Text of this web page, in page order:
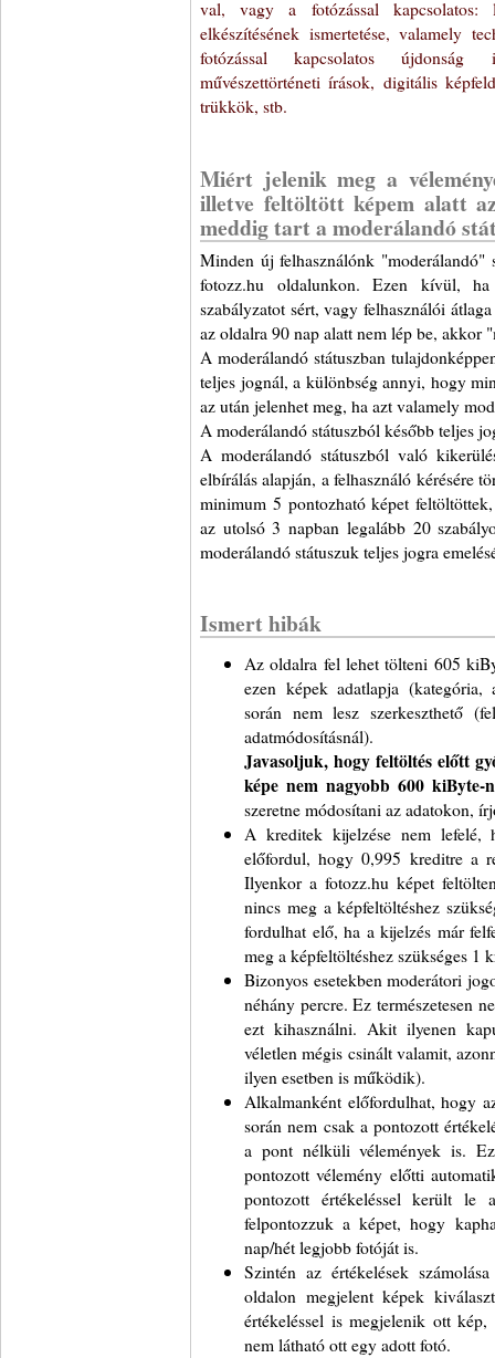
val, vagy a fotózással
elkészítésének ismertetése, valamely
fotózással kapcsolatos újdonság
művészettörténeti írások, digitális
trükkök, stb.
Miért jelenik meg a
illetve feltöltött képem alatt
meddig tart a moderálandó
Minden új felhasználónk "moderálandó"
fotozz.hu oldalunkon. Ezen kívül, ha
szabályzatot sért, vagy felhasználói
az oldalra 90 nap alatt nem lép be, akkor
A moderálandó státuszban
teljes jognál, a különbség annyi, hogy
az után jelenhet meg, ha azt valamely
A moderálandó státuszból később teljes
A moderálandó státuszból való
elbírálás alapján, a felhasználó kérésére
minimum 5 pontozható képet
az utolsó 3 napban legalább 20
moderálandó státuszuk teljes jogra
Ismert hibák
Az oldalra fel lehet tölteni 605
ezen képek adatlapja
során nem lesz szerkeszthető
adatmódosításnál).
Javasoljuk, hogy feltöltés előtt
képe nem nagyobb 600 kiByte-
szeretne módosítani az adatokon,
A kreditek kijelzése nem lefelé,
előfordul, hogy 0,995 kreditre a
Ilyenkor a fotozz.hu képet
nincs meg a képfeltöltéshez
fordulhat elő, ha a kijelzés már
meg a képfeltöltéshez szükséges 1
Bizonyos esetekben moderátori
néhány percre. Ez természetesen
ezt kihasználni. Akit ilyenen
véletlen mégis csinált valamit,
ilyen esetben is működik).
Alkalmanként előfordulhat, hogy
során nem csak a pontozott
a pont nélküli vélemények is.
pontozott vélemény előtti
pontozott értékeléssel került le
felpontozzuk a képet, hogy
nap/hét legjobb fotóját is.
Szintén az értékelések
oldalon megjelent képek
értékeléssel is megjelenik ott
nem látható ott egy adott fotó.